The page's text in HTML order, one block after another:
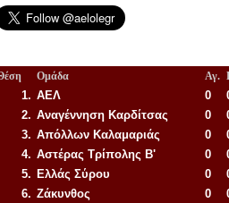
Ομάδα Αγ.
1. ΑΕΛ 0
2. Αναγέννηση Καρδίτσας 0
3. Απόλλων Καλαμαριάς 0
4. Αστέρας Τρίπολης Β' 0
5. Ελλάς Σύρου 0
6. Ζάκυνθος 0